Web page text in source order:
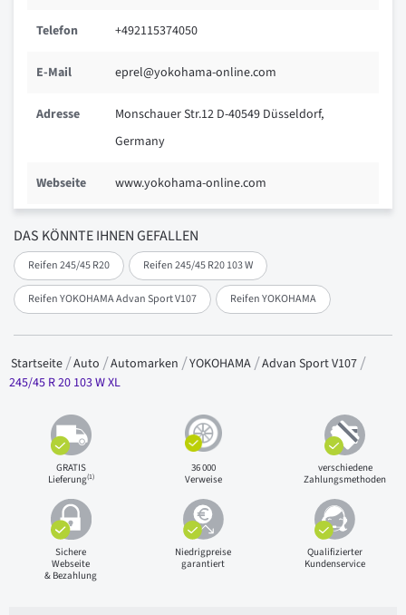
DAS KÖNNTE IHNEN GEFALLEN
Reifen 245/45 R20 Reifen 245/45 R20 103 W
Reifen YOKOHAMA Advan Sport V107 Reifen YOKOHAMA
Telefon +492115374050
E-Mail eprel@yokohama-online.com
Adresse
Monschauer Str.12 D-40549 Düsseldorf,
Germany
Webseite www.yokohama-online.com
Startseite Auto Automarken YOKOHAMA Advan Sport V107
245/45 R 20 103 W XL
GRATIS
Lieferung(1)
36 000
Verweise
verschiedene
Zahlungsmethoden
Sichere
Webseite
& Bezahlung
Niedrigpreise
garantiert
Qualifizierter
Kundenservice